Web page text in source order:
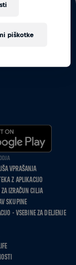
VPRAŠANJA
Z APLIKACIJO
IZRAČUN CILJA
SKUPINE
- VSEBINE ZA DELJENJE
piškotke